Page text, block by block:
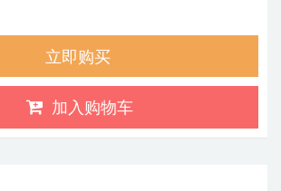
立即购买
加入购物车